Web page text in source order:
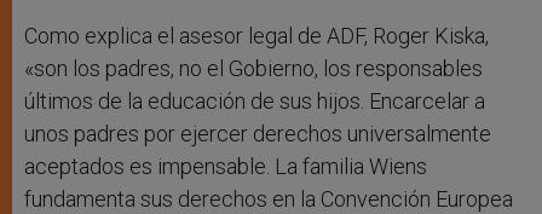
Como explica el asesor legal de ADF, Roger Kiska,
«son los padres, no el Gobierno, los responsables
últimos de la educación de sus hijos. Encarcelar a
unos padres por ejercer derechos universalmente
aceptados es impensable. La familia Wiens
fundamenta sus derechos en la Convención Europea